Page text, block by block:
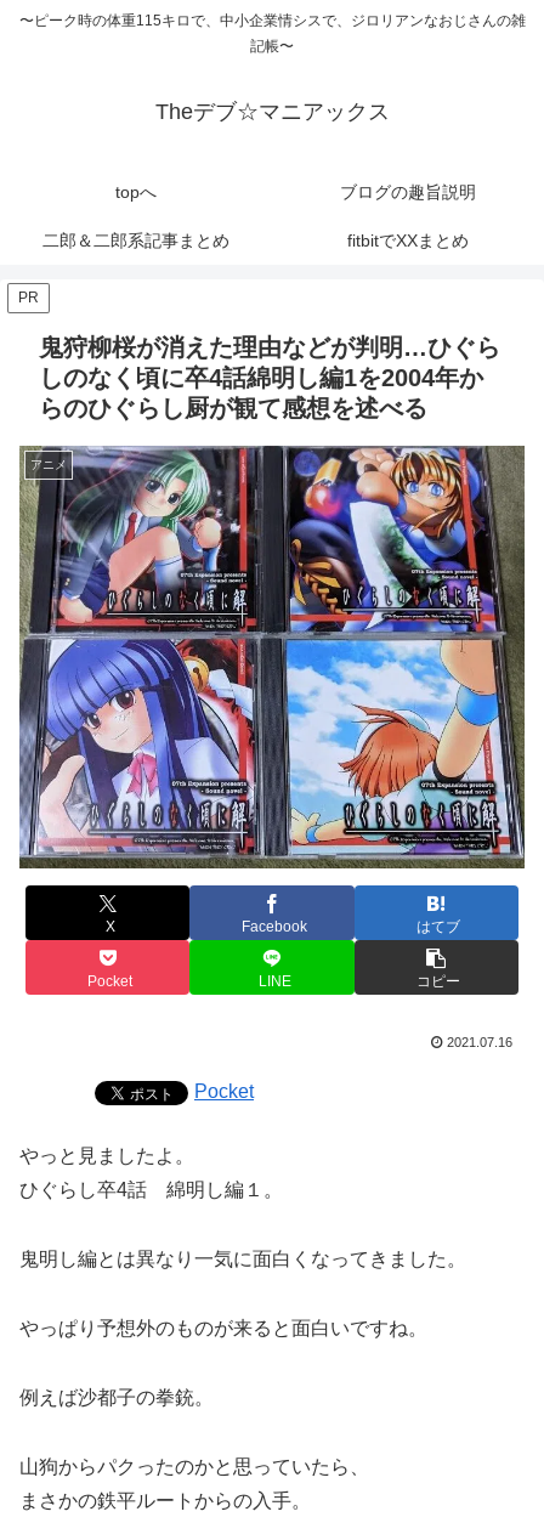
〜ピーク時の体重115キロで、中小企業情シスで、ジロリアンなおじさんの雑
記帳〜
Theデブ☆マニアックス
topへ ブログの趣旨説明
二郎＆二郎系記事まとめ fitbitでXXまとめ
PR
鬼狩柳桜が消えた理由などが判明…ひぐら
しのなく頃に卒4話綿明し編1を2004年か
らのひぐらし厨が観て感想を述べる
アニメ
X Facebook はてブ
Pocket LINE コピー
2021.07.16
Pocket
やっと見ましたよ。
ひぐらし卒4話 綿明し編１。
鬼明し編とは異なり一気に面白くなってきました。
やっぱり予想外のものが来ると面白いですね。
例えば沙都子の拳銃。
山狗からパクったのかと思っていたら、
まさかの鉄平ルートからの入手。